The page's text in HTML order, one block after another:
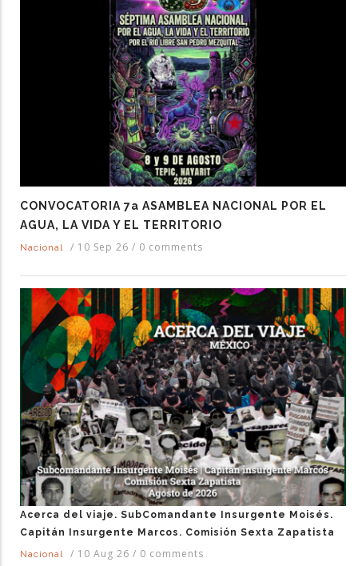
CONVOCATORIA 7a ASAMBLEA NACIONAL POR EL
AGUA, LA VIDA Y EL TERRITORIO
Nacional / 10 Sep 26 / 0 comments
Acerca del viaje. SubComandante Insurgente Moisés.
Capitán Insurgente Marcos. Comisión Sexta Zapatista
Nacional
/ 10 Aug 26 / 0 comments